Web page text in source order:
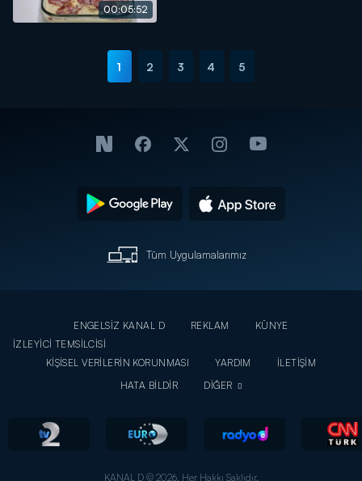
00:05:52
1 2 3 4 5
Tüm Uygulamalarımız
ENGELSİZ KANAL D REKLAM
KÜNYE
İZLEYİCİ TEMSİLCİSİ
KİŞİSEL VERİLERİN KORUNMASI
YARDIM
İLETİŞİM
HATA BİLDİR
DİĞER
KANAL D © 2026. Her Hakkı Saklıdır.